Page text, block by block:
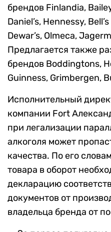
брендов Finlandia,
Daniel’s, Hennessy,
Dewar’s, Olmeca,
Предлагается также
брендов Boddingtons,
Guinness, Grimbergen,
Исполнительный
компании Fort
при легализации
алкоголя может
качества. По его
товара в оборот
декларацию
документов от
владельца бренда от